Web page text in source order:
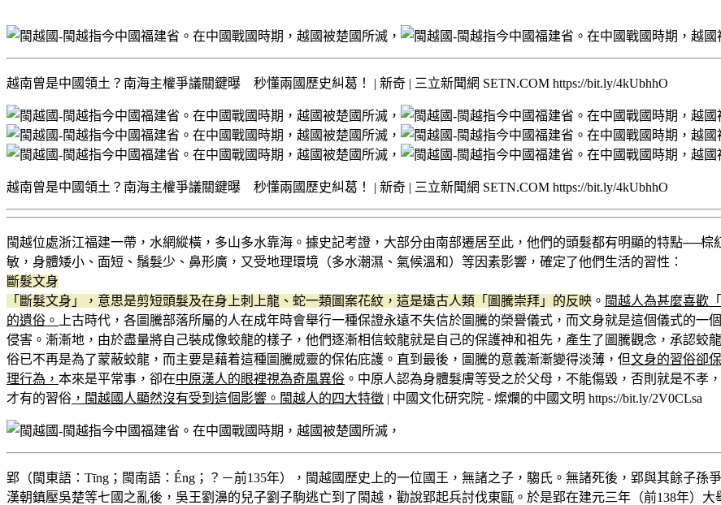
越南曾是中國領土？南海主權爭議關鍵曝 秒懂兩國歷史糾葛！ | 新奇 | 三立新聞網 SETN.COM https://bit.ly/4kUbhhO
越南曾是中國領土？南海主權爭議關鍵曝 秒懂兩國歷史糾葛！ | 新奇 | 三立新聞網 SETN.COM https://bit.ly/4kUbhhO
閩越位處浙江福建一帶，水網縱橫，多山多水靠海。據史記考證，大部分由南部遷居至此，他們的頭髮都有明顯的特點──
敏，身體矮小、面短、鬚髮少、鼻形廣，又受地理環境（多水潮濕、氣候溫和）等因素影響，確定了他們生活的習性：
斷髮文身
「斷髮文身」，意思是剪短頭髮及在身上刺上龍、蛇一類圖案花紋，這是遠古人類「圖騰崇拜」的反映 。 閩越人為甚麼喜歡
的遺俗。
上古時代，各圖騰部落所屬的人在成年時會舉行一種保證永遠不失信於圖騰的榮譽儀式，而文身就是這個儀式的
侵害。漸漸地，由於盡量將自己裝成像蛟龍的樣子，他們逐漸相信蛟龍就是自己的保護神和祖先，產生了圖騰觀念，承認蛟
俗已不再是為了蒙蔽蛟龍，而主要是藉着這種圖騰威靈的保佑庇護。直到最後，圖騰的意義漸漸變得淡薄，但文身的習俗卻
理行為， 本來是平常事，卻在中原漢人的眼裡視為奇風異俗 。中原人認為身體髮膚等受之於父母，不能傷毀，否則就是不
才有的習俗 ，閩越國人顯然沒有受到這個影響。閩越人的四大特徵 | 中國文化研究院 - 燦爛的中國文明 https://bit.ly/2V0CLsa
郢（閩東語：Tīng；閩南語：Éng；？－前135年），閩越國歷史上的一位國王，無諸之子，騶氏。無諸死後，郢與其餘子孫
漢朝鎮壓吳楚等七國之亂後，吳王劉濞的兒子劉子駒逃亡到了閩越，勸說郢起兵討伐東甌。於是郢在建元三年（前138年）